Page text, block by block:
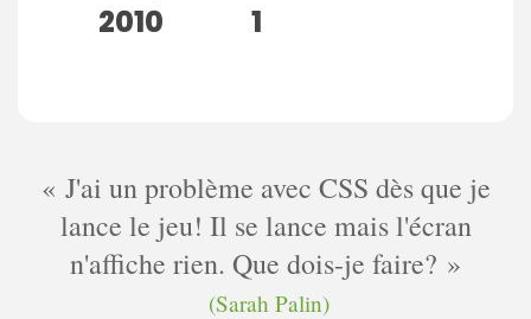
2010 1
J'ai un problème avec CSS dès que je
lance le jeu! Il se lance mais l'écran
n'affiche rien. Que dois-je faire?
(Sarah Palin)